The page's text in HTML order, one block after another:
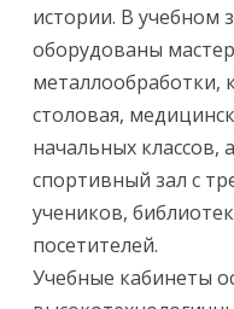
истории. В учебном
оборудованы
металлообработки,
столовая,
начальных классов,
спортивный зал с
учеников,
посетителей.
Учебные кабинеты